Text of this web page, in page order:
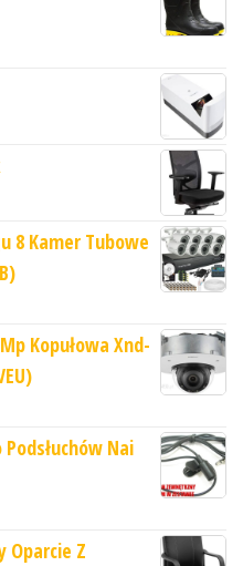
8 Kamer Tubowe
Kopułowa Xnd-
Nai
Oparcie Z